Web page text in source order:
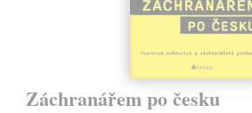
Záchranářem po česku